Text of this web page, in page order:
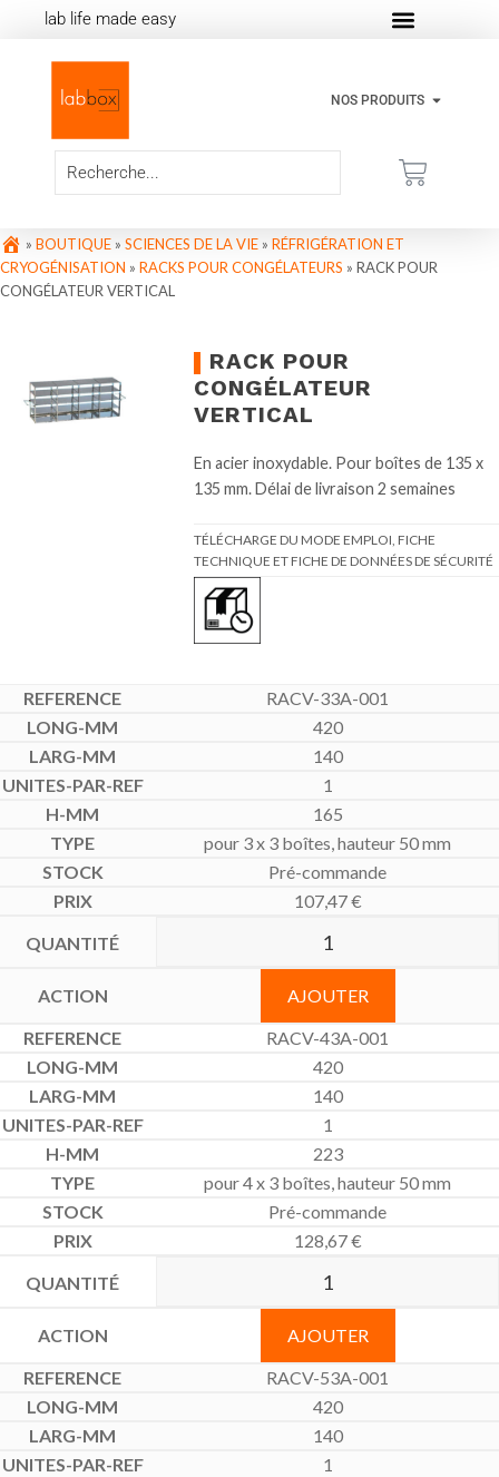
lab life made easy
NOS PRODUITS
» BOUTIQUE » SCIENCES DE LA VIE » RÉFRIGÉRATION ET
CRYOGÉNISATION » RACKS POUR CONGÉLATEURS » RACK POUR
CONGÉLATEUR VERTICAL
RACK POUR
CONGÉLATEUR
VERTICAL
En acier inoxydable. Pour boîtes de 135 x
135 mm. Délai de livraison 2 semaines
TÉLÉCHARGE DU MODE EMPLOI, FICHE
TECHNIQUE ET FICHE DE DONNÉES DE SÉCURITÉ
RACV-33A-001
420
140
1
165
pour 3 x 3 boîtes, hauteur 50 mm
Pré-commande
107,47€
AJOUTER
RACV-43A-001
420
140
1
223
pour 4 x 3 boîtes, hauteur 50 mm
Pré-commande
128,67€
AJOUTER
RACV-53A-001
420
140
1